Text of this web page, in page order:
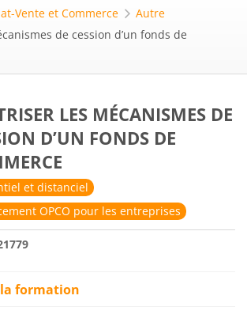
Vente et Commerce
Autre
de cession d’un fonds de
LES MÉCANISMES DE
D’UN FONDS DE
et distanciel
OPCO pour les entreprises
formation